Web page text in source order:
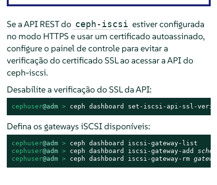
Se a API REST do ceph-iscsi estiver configurada
no modo HTTPS e usar um certificado autoassinado,
configure o painel de controle para evitar a
verificação do certificado SSL ao acessar a API do
ceph-iscsi.
Desabilite a verificação do SSL da API:
cephuser@adm > ceph dashboard set-iscsi-api-ssl-
Defina os gateways iSCSI disponíveis:
cephuser@adm >
cephuser@adm > ceph dashboard iscsi-gateway-add
cephuser@adm > ceph dashboard iscsi-gateway-rm